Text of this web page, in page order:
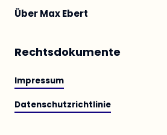
Über Max Ebert
Rechtsdokumente
Impressum
Datenschutzrichtlinie